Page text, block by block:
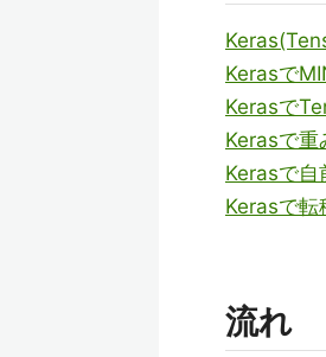
Kerasで
Kerasで
Kerasで重
Kerasで自
Kerasで転
流れ